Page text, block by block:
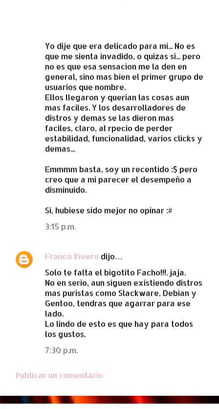
Yo dije que era delicado para mi... No es
que me sienta invadido, o quizas si... pero
no es que esa sensacion me la den en
general, sino mas bien el primer grupo de
usuarios que nombre.
Ellos llegaron y querian las cosas aun
mas faciles. Y los desarrolladores de
distros y demas se las dieron mas
faciles, claro, al rpecio de perder
estabilidad, funcionalidad, varios clicks y
demas...
Emmmm basta, soy un recentido :$ pero
creo que a mi parecer el desempeño a
disminuido.
Si, hubiese sido mejor no opinar :#
3:15 p.m.
Franco Rivero dijo…
Solo te falta el bigotito Facho!!!. jaja.
No en serio, aun siguen existiendo distros
mas puristas como Slackware, Debian y
Gentoo, tendras que agarrar para ese
lado.
Lo lindo de esto es que hay para todos
los gustos.
7:30 p.m.
Publicar un comentario